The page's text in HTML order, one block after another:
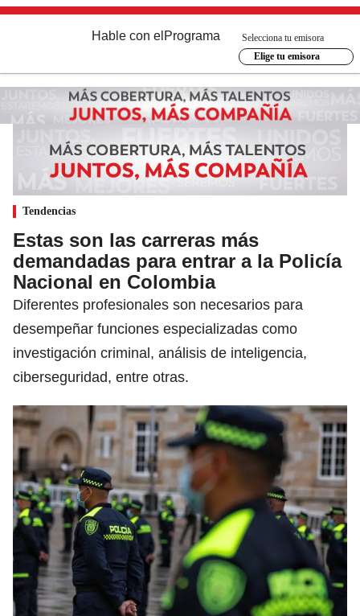
Hable con el Programa
Selecciona tu emisora
Elige tu emisora
Tendencias
Estas son las carreras más
demandadas para entrar a la Policía
Nacional en Colombia
Diferentes profesionales son necesarios para
desempeñar funciones especializadas como
investigación criminal, análisis de inteligencia,
ciberseguridad, entre otras.